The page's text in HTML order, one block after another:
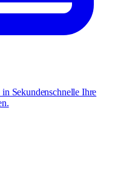
Sekundenschnelle Ihre